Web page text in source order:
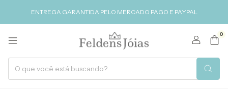
ENTREGA GARANTIDA PELO MERCADO PAGO E PAYPAL
0